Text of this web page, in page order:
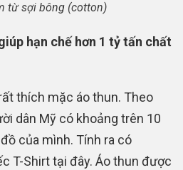
từ sợi bông (cotton)
hạn chế hơn 1 tỷ tấn chất
thích mặc áo thun. Theo
dân Mỹ có khoảng trên 10
của mình. Tính ra có
T-Shirt tại đây. Áo thun được